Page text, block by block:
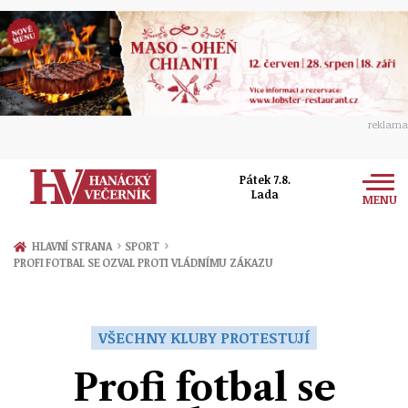
reklama
Pátek 7.8.
Lada
MENU
Zprávy
Ekonomika
HLAVNÍ STRANA › SPORT ›
PROFI FOTBAL SE OZVAL PROTI VLÁDNÍMU ZÁKAZU
VŠECHNY KLUBY PROTESTUJÍ
Profi fotbal se